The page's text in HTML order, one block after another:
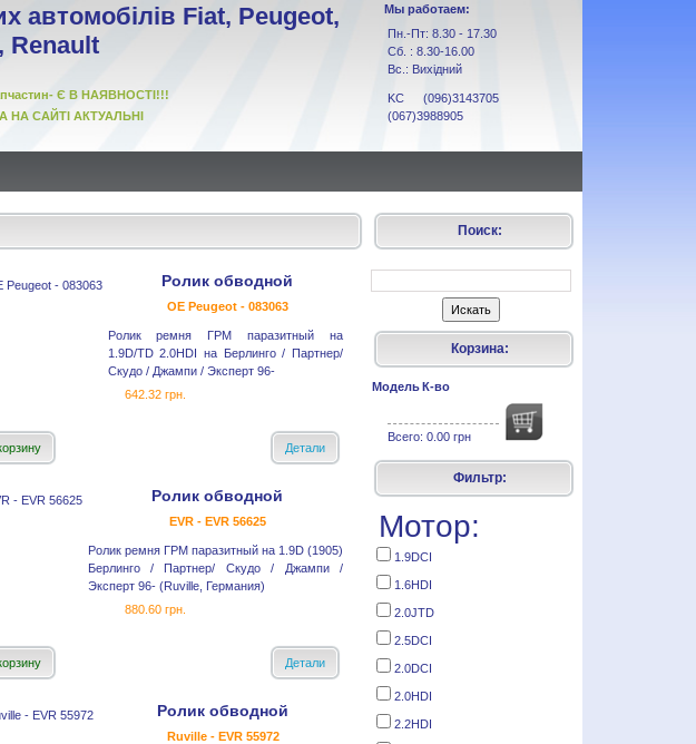
автомобілів Fiat, Peugeot,
Renault
Є В НАЯВНОСТІ!!!
САЙТІ АКТУАЛЬНІ
Мы работаем:
Пн.-Пт: 8.30 - 17.30
Сб. : 8.30-16.00
Вс.: Вихідний
KC (096)3143705
(067)3988905
Ролик обводной
OE Peugeot - 083063
Ролик ремня ГРМ паразитный на
1.9D/TD 2.0HDI на Берлинго / Партнер/
Скудо / Джампи / Эксперт 96-
642.32 грн.
Детали
Ролик обводной
EVR - EVR 56625
Ролик ремня ГРМ паразитный на 1.9D (1905)
Берлинго / Партнер/ Скудо / Джампи /
Эксперт 96- (Ruville, Германия)
880.60 грн.
Детали
Ролик обводной
Ruville - EVR 55972
Поиск:
Корзина:
МодельК-во
Всего: 0.00 грн
Фильтр:
Мотор:
1.9DCI
1.6HDI
2.0JTD
2.5DCI
2.0DCI
2.0HDI
2.2HDI